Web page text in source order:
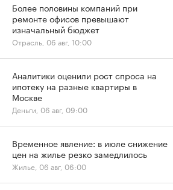
Более половины компаний при
ремонте офисов превышают
изначальный бюджет
Отрасль, 06 авг, 10:00
Аналитики оценили рост спроса на
ипотеку на разные квартиры в
Москве
Деньги, 06 авг, 09:00
Временное явление: в июле снижение
цен на жилье резко замедлилось
Жилье, 06 авг, 06:00